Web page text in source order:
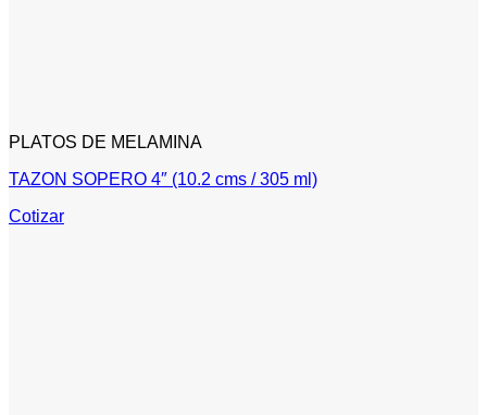
PLATOS DE MELAMINA
TAZON SOPERO 4″ (10.2 cms / 305 ml)
Cotizar